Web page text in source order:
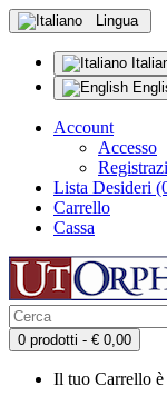
Lingua
Account
Accesso
Lista Desideri
Carrello
Cassa
0 prodotti - € 0,00
Il tuo Carrello è